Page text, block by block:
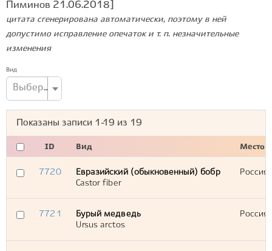
Пиминов 21.06.2018]
цитата сгенерирована автоматически, поэтому в ней
допустимо исправление опечаток и т. п. незначительные
изменения
Вид
Выберите вид...
Показаны записи 1-19 из 19
ID Вид Место
7720
Евразийский (обыкновенный) бобр
Castor fiber
7721
Бурый медведь
Ursus arctos